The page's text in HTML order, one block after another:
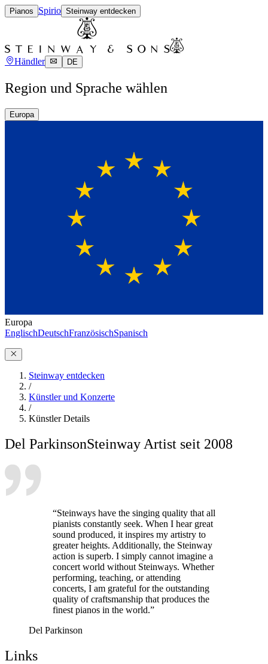
Pianos Spirio Steinway entdecken
Händler DE
Region und Sprache wählen
Europa
Europa
EnglischDeutschFranzösischSpanisch
Steinway entdecken
/
Künstler und Konzerte
/
Künstler Details
Del ParkinsonSteinway Artist seit 2008
“Steinways have the singing quality that all
pianists constantly seek. When I hear great
sound produced, it inspires my artistry to
greater heights. Additionally, the Steinway
action is superb. I simply cannot imagine a
concert world without Steinways. Whether
performing, teaching, or attending
concerts, I am grateful for the outstanding
quality of craftsmanship that produces the
finest pianos in the world.”
Del Parkinson
Links